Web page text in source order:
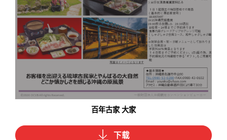
百年古家 大家
下载